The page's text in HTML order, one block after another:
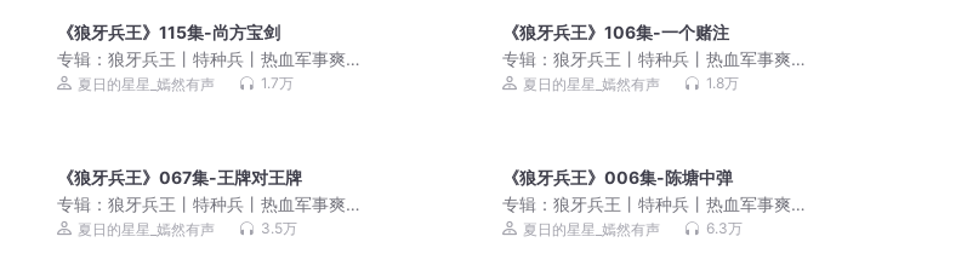
《狼牙兵王》115集-尚方宝剑
专辑：狼牙兵王丨特种兵丨热血军事爽
文丨雇佣兵丨战争幻想丨多人有声剧
夏日的星星_嫣然有声 1.7万
《狼牙兵王》106集-一个赌注
专辑：狼牙兵王丨特种兵丨热血军事爽
文丨雇佣兵丨战争幻想丨多人有声剧
夏日的星星_嫣然有声 1.8万
《狼牙兵王》067集-王牌对王牌
专辑：狼牙兵王丨特种兵丨热血军事爽
文丨雇佣兵丨战争幻想丨多人有声剧
夏日的星星_嫣然有声 3.5万
《狼牙兵王》006集-陈塘中弹
专辑：狼牙兵王丨特种兵丨热血军事爽
文丨雇佣兵丨战争幻想丨多人有声剧
夏日的星星_嫣然有声 6.3万